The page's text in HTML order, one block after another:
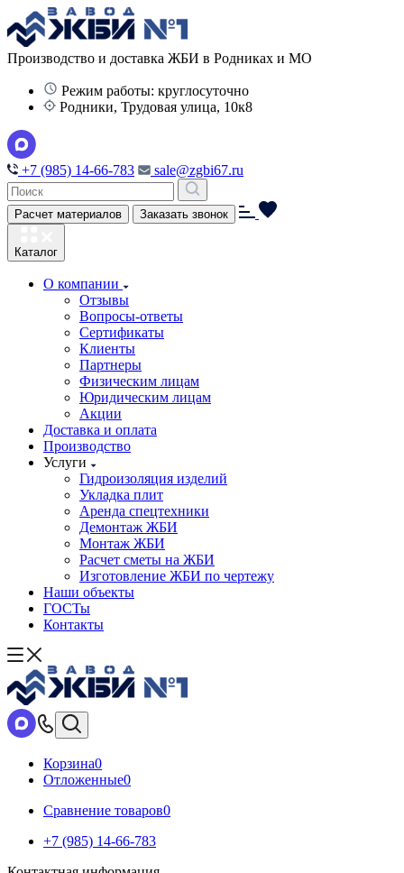
Производство и доставка ЖБИ в Родниках и МО
Режим работы: круглосуточно
Родники, Трудовая улица, 10к8
+7 (985) 14-66-783 sale@zgbi67.ru
Расчет материалов Заказать звонок
Каталог
О компании
Отзывы
Вопросы-ответы
Сертификаты
Клиенты
Партнеры
Физическим лицам
Юридическим лицам
Акции
Доставка и оплата
Производство
Услуги
Гидроизоляция изделий
Укладка плит
Аренда спецтехники
Демонтаж ЖБИ
Монтаж ЖБИ
Расчет сметы на ЖБИ
Изготовление ЖБИ по чертежу
Наши объекты
ГОСТы
Контакты
Корзина0
Отложенные0
Сравнение товаров0
+7 (985) 14-66-783